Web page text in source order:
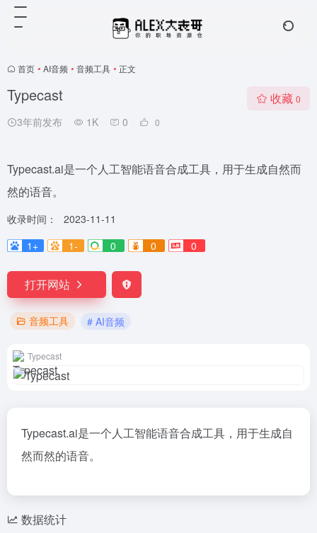
首页 • AI音频 • 音频工具 • 正文
Typecast
3年前发布 1K 0 0
收藏 0
Typecast.ai是一个人工智能语音合成工具，用于生成自然而
然的语音。
收录时间：
2023-11-11
1+
1- 0 0 0
打开网站
音频工具 # AI音频
Typecast
Typecast.ai是一个人工智能语音合成工具，用于生成自
然而然的语音。
数据统计